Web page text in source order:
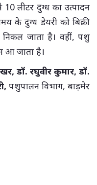
लीटर दुग्ध का उत्पादन
के दुग्ध डेयरी को बिक्री
जाता है। वहीं, पशु
आ जाता है।
डॉ. रघुवीर कुमार, डॉ.
पशुपालन विभाग, बाड़मेर